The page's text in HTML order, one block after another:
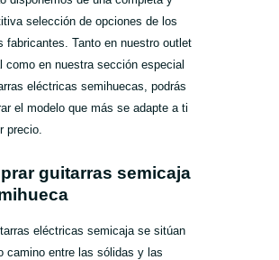
selección de opciones de los
fabricantes. Tanto en nuestro outlet
como en nuestra sección especial
eléctricas semihuecas, podrás
el modelo que más se adapte a ti
precio.
guitarras semicaja
eléctricas semicaja se sitúan
camino entre las sólidas y las